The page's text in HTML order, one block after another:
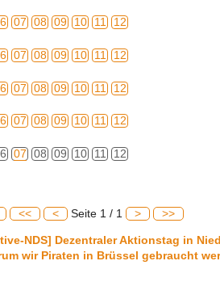
07 08 09 10 11 12
07 08 09 10 11 12
07 08 09 10 11 12
07 08 09 10 11 12
07 08 09 10 11 12
<< < Seite 1 / 1 > >>
NDS] Dezentraler Aktionstag in
wir Piraten in Brüssel gebraucht